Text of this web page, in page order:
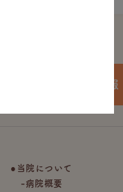
採用情報
当院について
病院概要